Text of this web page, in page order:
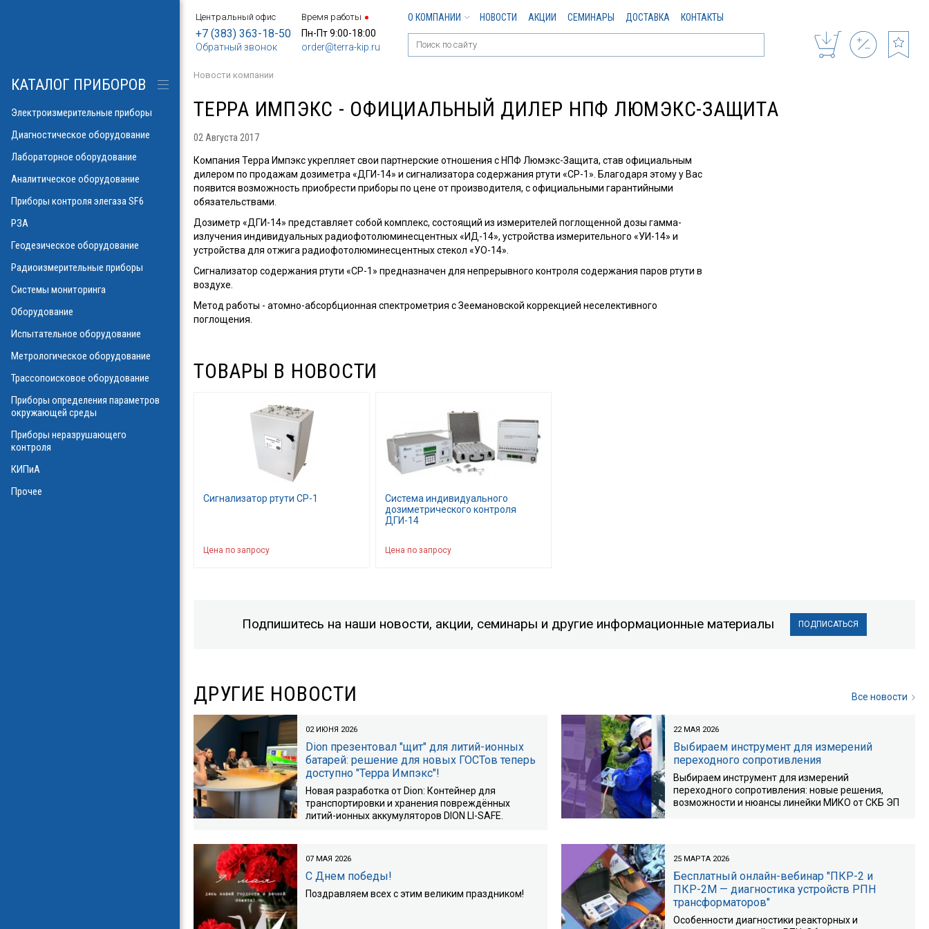
Центральный офис
+7 (383) 363-18-50
Обратный звонок
Время работы
Пн-Пт 9:00-18:00
order@terra-kip.ru
О КОМПАНИИ НОВОСТИ АКЦИИ СЕМИНАРЫ ДОСТАВКА КОНТАКТЫ
Новости компании
ТЕРРА ИМПЭКС - ОФИЦИАЛЬНЫЙ ДИЛЕР НПФ ЛЮМЭКС-ЗАЩИТА
02 Августа 2017
Компания Терра Импэкс укрепляет свои партнерские отношения с НПФ Люмэкс-Защита, став официальным
дилером по продажам дозиметра «ДГИ-14» и сигнализатора содержания ртути «СР-1». Благодаря этому у Вас
появится возможность приобрести приборы по цене от производителя, с официальными гарантийными
обязательствами.
Дозиметр «ДГИ-14» представляет собой комплекс, состоящий из измерителей поглощенной дозы гамма-
излучения индивидуальных радиофотолюминесцентных «ИД-14», устройства измерительного «УИ-14» и
устройства для отжига радиофотолюминесцентных стекол «УО-14».
Сигнализатор содержания ртути «СР-1» предназначен для непрерывного контроля содержания паров ртути в
воздухе.
Метод работы - атомно-абсорбционная спектрометрия с Зеемановской коррекцией неселективного
поглощения.
ТОВАРЫ В НОВОСТИ
Сигнализатор ртути СР-1
Цена по запросу
Система индивидуального
дозиметрического контроля
ДГИ-14
Цена по запросу
Подпишитесь на наши новости, акции, семинары и другие информационные материалы ПОДПИСАТЬСЯ
Все новости
ДРУГИЕ НОВОСТИ
02 ИЮНЯ 2026
Dion презентовал "щит" для литий-ионных
батарей: решение для новых ГОСТов теперь
доступно "Терра Импэкс"!
Новая разработка от Dion: Контейнер для
транспортировки и хранения повреждённых
литий-ионных аккумуляторов DION LI-SAFE.
22 МАЯ 2026
Выбираем инструмент для измерений
переходного сопротивления
Выбираем инструмент для измерений
переходного сопротивления: новые решения,
возможности и нюансы линейки МИКО от СКБ ЭП
07 МАЯ 2026
С Днем победы!
Поздравляем всех с этим великим праздником!
25 МАРТА 2026
Бесплатный онлайн-вебинар "ПКР-2 и
ПКР-2М — диагностика устройств РПН
трансформаторов"
Особенности диагностики реакторных и
КАТАЛОГ ПРИБОРОВ
Электроизмерительные приборы
Диагностическое оборудование
Лабораторное оборудование
Аналитическое оборудование
Приборы контроля элегаза SF6
РЗА
Геодезическое оборудование
Радиоизмерительные приборы
Системы мониторинга
Оборудование
Испытательное оборудование
Метрологическое оборудование
Трассопоисковое оборудование
Приборы определения параметров
окружающей среды
Приборы неразрушающего
контроля
КИПиА
Прочее
ноль
УФ)
инверсионной
элегаза
потерь\
и влажности
газов в масле
оборудования
масле
линий
потоков
физических
РПН